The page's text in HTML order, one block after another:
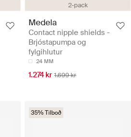
2-pack
Medela
Contact nipple shields -
Brjóstapumpa og
fylgihlutur
24 MM
1.274 kr 1.699 kr
35% Tilboð